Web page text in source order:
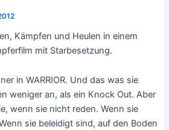
Kämpfen und Heulen in einem
mit Starbesetzung.
in WARRIOR. Und das was sie
weniger an, als ein Knock Out. Aber
wenn sie nicht reden. Wenn sie
sie beleidigt sind, auf den Boden